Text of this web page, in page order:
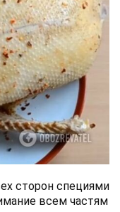
сторон специями
всем частям